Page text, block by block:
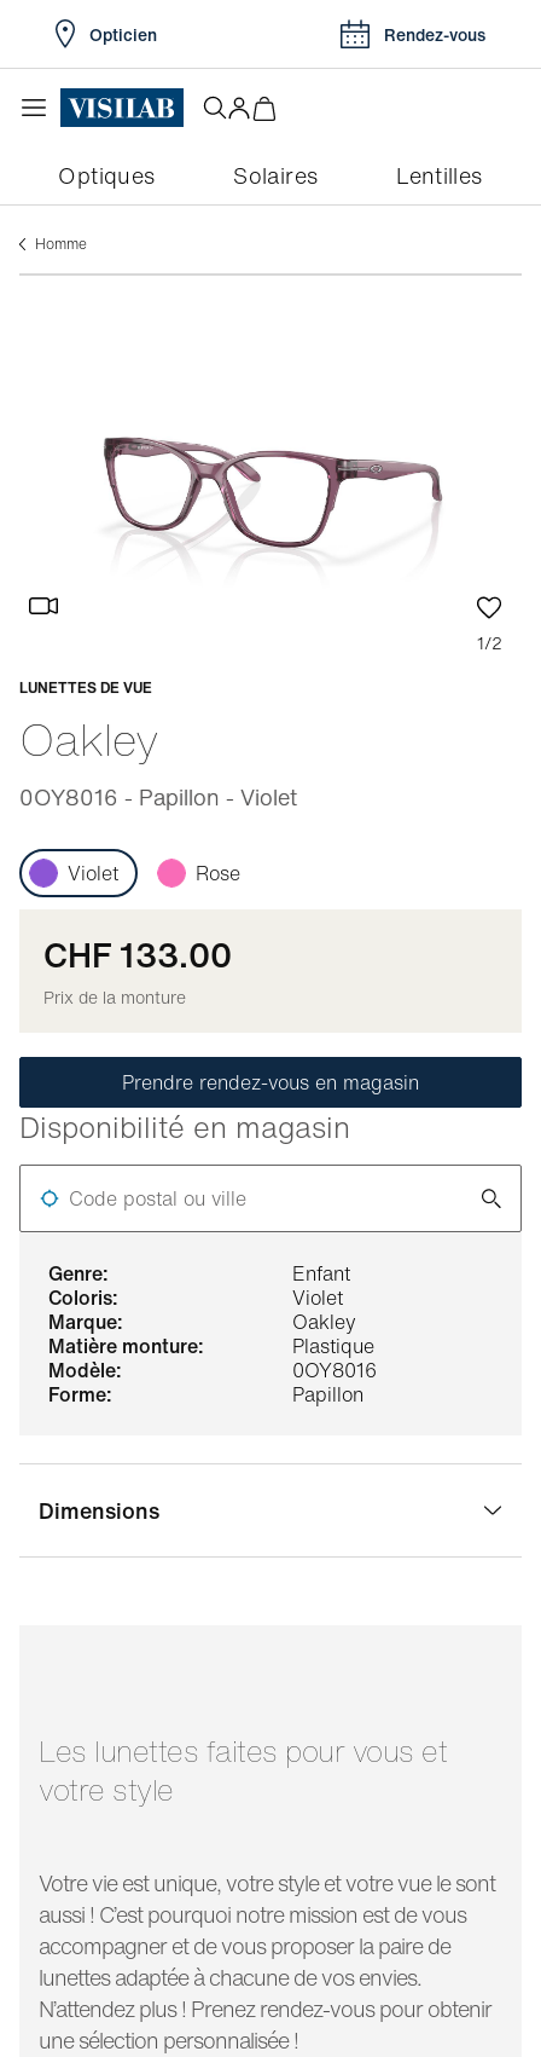
Opticien Rendez-vous
Optiques Solaires Lentilles
Homme
genre:
Enfant
coloris:
Violet
marque:
Oakley
matière monture:
Plastique
modèle:
0OY8016
forme:
Papillon
Dimensions
branche:
1/2
LUNETTES DE VUE
Oakley
0OY8016 - Papillon - Violet
Adaptable
Violet Rose
CHF 133.00
Prix de la monture
Prendre rendez-vous en magasin
Disponibilité en magasin
Code postal ou ville
Les lunettes faites pour vous et
votre style
Votre vie est unique, votre style et votre vue le sont
aussi ! C’est pourquoi notre mission est de vous
accompagner et de vous proposer la paire de
lunettes adaptée à chacune de vos envies.
N’attendez plus ! Prenez rendez-vous pour obtenir
une sélection personnalisée !